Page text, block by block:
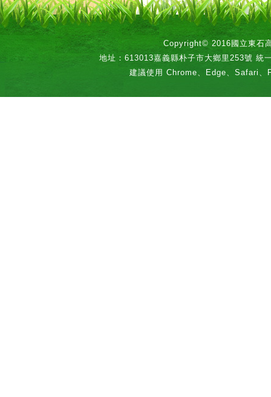
Copyright© 2016國立東石
地址：613013嘉義縣朴子市大鄉里253號 統
建議使用 Chrome、Edge、Safari